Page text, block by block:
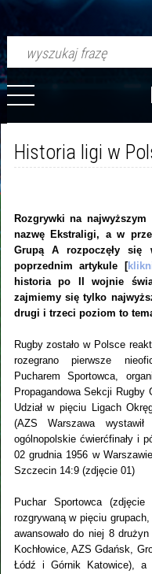
Historia ligi w
Rozgrywki na
nazwę Ekstraligi, a w
Grupą A rozpoczęły
poprzednim artykule [
historia po II wojnie
zajmiemy się tylko
drugi i trzeci poziom to
Rugby zostało w Polsce
rozegrano pierwsze
Pucharem Sportowca,
Propagandowa Sekcji
Udział w pięciu Ligach
(AZS Warszawa
ogólnopolskie ćwierćfinały i
02 grudnia 1956 w
Szczecin 14:9 (zdjęcie 01)
Puchar Sportowca
rozgrywaną w pięciu
awansowało do niej 8
Kochłowice, AZS Gdańsk,
Łódź i Górnik Katowice), a